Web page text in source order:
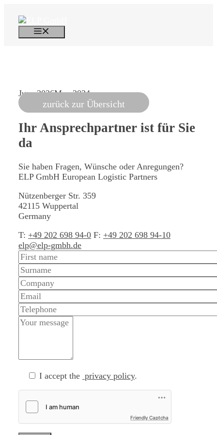
content
June 2026May 2024
zurück zur Übersicht
Ihr Ansprechpartner ist für Sie
da
Sie haben Fragen, Wünsche oder Anregungen?
ELP GmbH European Logistic Partners
Nützenberger Str. 359
42115 Wuppertal
Germany
T: +49 202 698 94-0 F: +49 202 698 94-10
elp@elp-gmbh.de
I accept the privacy policy.
Friendly Captcha